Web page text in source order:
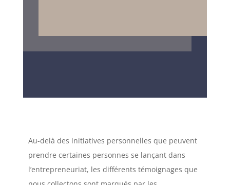
Au-delà des initiatives personnelles que peuvent
prendre certaines personnes se lançant dans
l’entrepreneuriat, les différents témoignages que